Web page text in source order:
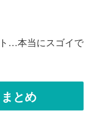
…本当にスゴイで
とめ